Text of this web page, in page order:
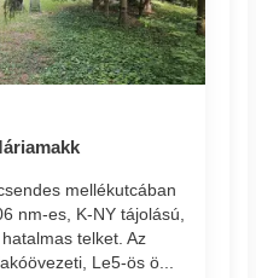
mellékutcában
nm-es, K-NY tájolású,
telket. Az
Le5-ös ö...